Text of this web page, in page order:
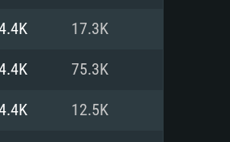
haut débit
haut débit
17.3K
75.3K
12.5K